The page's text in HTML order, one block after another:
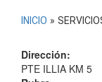
USTED
AQUÍ
INICIO »
Dirección:
PTE ILLIA KM 5